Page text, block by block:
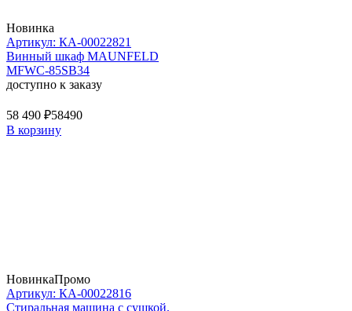
Новинка
Артикул: КА-00022821
Винный шкаф MAUNFELD
MFWC-85SB34
доступно к заказу
58 490 ₽58490
В корзину
НовинкаПромо
Артикул: КА-00022816
Стиральная машина c сушкой,